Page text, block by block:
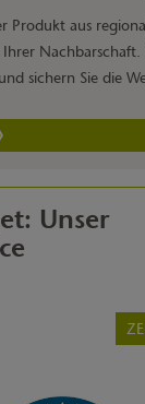
Produkt aus
Nachbarschaft.
sichern Sie die
Unser